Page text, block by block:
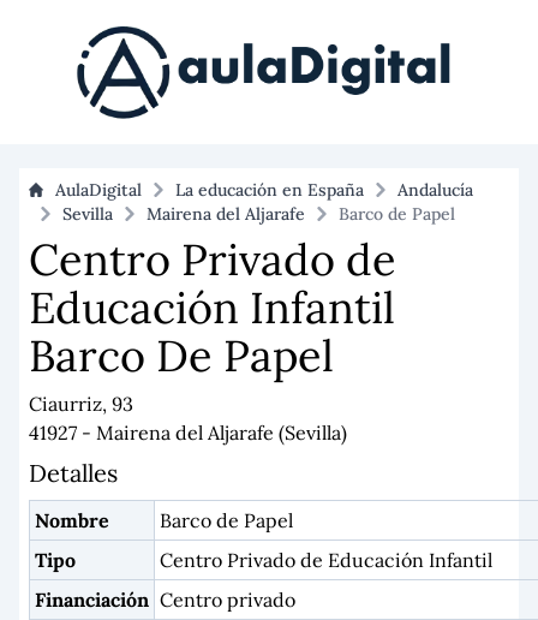
AulaDigital La educación en España
Andalucía
Sevilla
Mairena del Aljarafe Barco de Papel
Centro Privado de
Educación Infantil
Barco De Papel
Ciaurriz, 93
41927 - Mairena del Aljarafe (Sevilla)
Detalles
Nombre
Barco de Papel
Tipo
Centro Privado de Educación Infantil
Financiación Centro privado